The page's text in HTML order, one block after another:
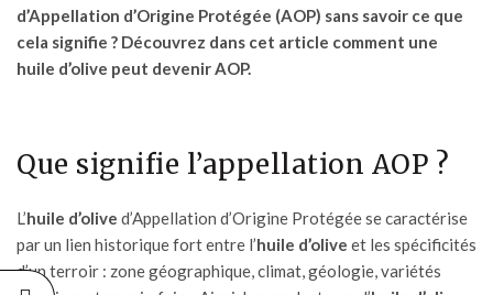
d’Appellation d’Origine Protégée (AOP) sans savoir ce que
cela signifie ? Découvrez dans cet article comment une
huile d’olive peut devenir AOP.
Que signifie l’appellation AOP ?
L’huile d’olive d’Appellation d’Origine Protégée se caractérise
par un lien historique fort entre l’huile d’olive et les spécificités
d’un terroir : zone géographique, climat, géologie, variétés